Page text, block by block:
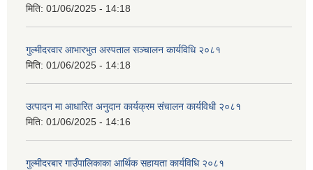
मिति: 01/06/2025 - 14:18
गुल्मीदरवार आभारभुत अस्पताल सञ्चालन कार्यविधि २०८१
मिति: 01/06/2025 - 14:18
उत्पादन मा आधारित अनुदान कार्यक्रम संचालन कार्यविधी २०८१
मिति: 01/06/2025 - 14:16
गुल्मीदरबार गाउँपालिकाका आर्थिक सहायता कार्यविधि २०८१